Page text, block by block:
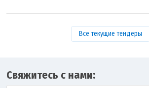
Все текущие тендеры
Свяжитесь с нами: